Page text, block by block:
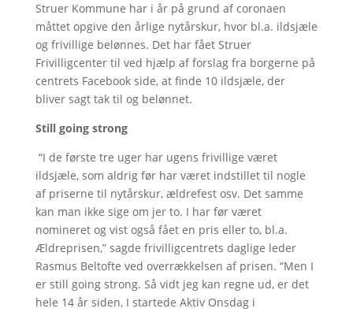
Struer Kommune har i år på grund af coronaen
måttet opgive den årlige nytårskur, hvor bl.a. ildsjæle
og frivillige belønnes. Det har fået Struer
Frivilligcenter til ved hjælp af forslag fra borgerne på
centrets Facebook side, at finde 10 ildsjæle, der
bliver sagt tak til og belønnet.
Still going strong
“I de første tre uger har ugens frivillige været
ildsjæle, som aldrig før har været indstillet til nogle
af priserne til nytårskur, ældrefest osv. Det samme
kan man ikke sige om jer to. I har før været
nomineret og vist også fået en pris eller to, bl.a.
Ældreprisen,” sagde frivilligcentrets daglige leder
Rasmus Beltofte ved overrækkelsen af prisen. “Men I
er still going strong. Så vidt jeg kan regne ud, er det
hele 14 år siden, I startede Aktiv Onsdag i